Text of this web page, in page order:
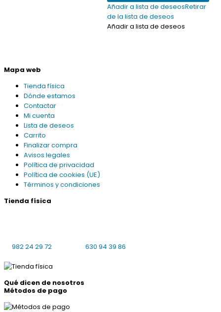
Añadir a lista de deseosRetirar
de la lista de deseos
Añadir a lista de deseos
Mapa web
Tienda física
Dónde estamos
Contactar
Mi cuenta
Lista de deseos
Carrito
Finalizar compra
Avisos legales
Política de privacidad
Política de cookies (UE)
Términos y condiciones
Tienda física
982 24 29 72
630 94 39 86
Qué dicen de nosotros
Métodos de pago